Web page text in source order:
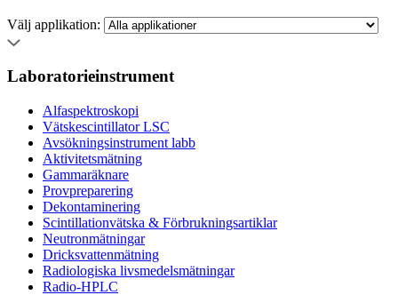
Välj applikation:
Laboratorieinstrument
Alfaspektroskopi
Vätskescintillator LSC
Avsökningsinstrument labb
Aktivitetsmätning
Gammaräknare
Provpreparering
Dekontaminering
Scintillationvätska & Förbrukningsartiklar
Neutronmätningar
Dricksvattenmätning
Radiologiska livsmedelsmätningar
Radio-HPLC